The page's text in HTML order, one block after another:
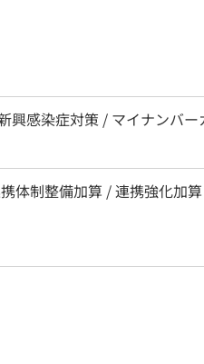
感染症対策 / マイナンバ
体制整備加算 / 連携強化加